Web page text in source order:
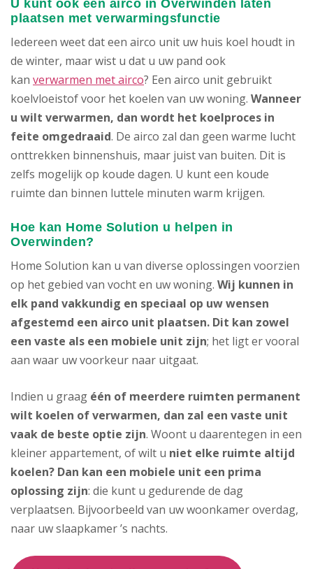
U kunt ook een airco in Overwinden laten
plaatsen met verwarmingsfunctie
Iedereen weet dat een airco unit uw huis koel houdt in
de winter, maar wist u dat u uw pand ook
kan verwarmen met airco? Een airco unit gebruikt
koelvloeistof voor het koelen van uw woning. Wanneer
u wilt verwarmen, dan wordt het koelproces in
feite omgedraaid. De airco zal dan geen warme lucht
onttrekken binnenshuis, maar juist van buiten. Dit is
zelfs mogelijk op koude dagen. U kunt een koude
ruimte dan binnen luttele minuten warm krijgen.
Hoe kan Home Solution u helpen in
Overwinden?
Home Solution kan u van diverse oplossingen voorzien
op het gebied van vocht en uw woning. Wij kunnen in
elk pand vakkundig en speciaal op uw wensen
afgestemd een airco unit plaatsen. Dit kan zowel
een vaste als een mobiele unit zijn; het ligt er vooral
aan waar uw voorkeur naar uitgaat.
Indien u graag één of meerdere ruimten permanent
wilt koelen of verwarmen, dan zal een vaste unit
vaak de beste optie zijn. Woont u daarentegen in een
kleiner appartement, of wilt u niet elke ruimte altijd
koelen? Dan kan een mobiele unit een prima
oplossing zijn: die kunt u gedurende de dag
verplaatsen. Bijvoorbeeld van uw woonkamer overdag,
naar uw slaapkamer ’s nachts.